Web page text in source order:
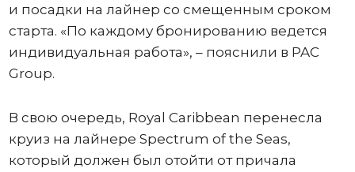
и посадки на лайнер со смещенным сроком
старта. «По каждому бронированию ведется
индивидуальная работа», – пояснили в PAC
Group.
В свою очередь, Royal Caribbean перенесла
круиз на лайнере Spectrum of the Seas,
который должен был отойти от причала